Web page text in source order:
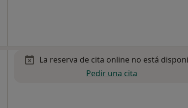
La reserva de cita online no está
Pedir una cita